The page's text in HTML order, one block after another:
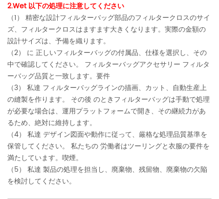
2.Wet 以下の処理に注意してください
（1） 精密な設計フィルターバッグ部品のフィルタークロスのサイ
ズ、フィルタークロスはますます大きくなります。実際の金額の
設計サイズは、予備を織ります。
（2） に 正しいフィルターバッグの付属品、仕様を選択し、その
中で確認してください。 フィルターバッグアクセサリー フィルタ
ーバッグ品質と一致します。要件
（3） 私達 フィルターバッグラインの描画、カット、自動生産上
の縫製を作ります。 その後 のときフィルターバッグは手動で処理
が必要な場合は、運用プラットフォームで開き、その継続力があ
るため、絶対に維持します。
（4） 私達 デザイン図面や動作に従って、厳格な処理品質基準を
保管してください。 私たちの 労働者はツーリングと衣服の要件を
満たしています。喫煙。
（5） 私達 製品の処理を担当し、廃棄物、残留物、廃棄物の欠陥
を検討してください。